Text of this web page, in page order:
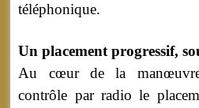
téléphonique.
Un placement progressif,
Au cœur de la
contrôle par radio le